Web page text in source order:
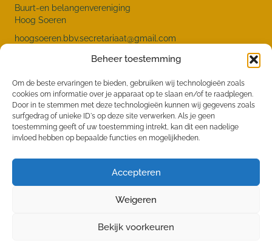
Beheer toestemming
Om de beste ervaringen te bieden, gebruiken wij technologieën zoals
cookies om informatie over je apparaat op te slaan en/of te raadplegen.
Door in te stemmen met deze technologieën kunnen wij gegevens zoals
surfgedrag of unieke ID's op deze site verwerken. Als je geen
toestemming geeft of uw toestemming intrekt, kan dit een nadelige
invloed hebben op bepaalde functies en mogelijkheden.
Accepteren
Weigeren
Bekijk voorkeuren
Buurt-en belangenvereniging
Hoog Soeren
hoogsoeren.bbv.secretariaat@gmail.com
HOME
NIEUWS
DOSSIERS
POMPHULLETJES
DE VERENIGING